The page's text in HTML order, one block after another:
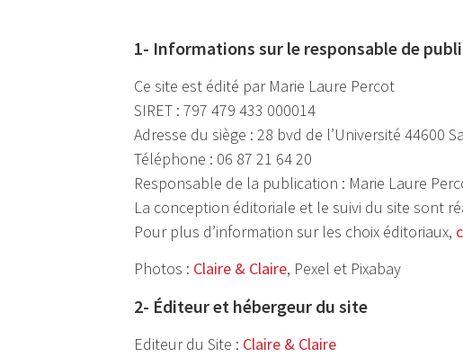
1- Informations sur le responsable de
Ce site est édité par Marie Laure Percot
SIRET : 797 479 433 000014
Adresse du siège : 28 bvd de l’Université 44600
Téléphone : 06 87 21 64 20
Responsable de la publication : Marie Laure
La conception éditoriale et le suivi du site sont
Pour plus d’information sur les choix éditoriaux,
Photos : Claire & Claire, Pexel et Pixabay
2- Éditeur et hébergeur du site
Editeur du Site : Claire & Claire